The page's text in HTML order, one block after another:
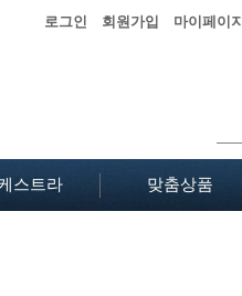
로그인 회원가입 마이페이지
스트라 맞춤상품